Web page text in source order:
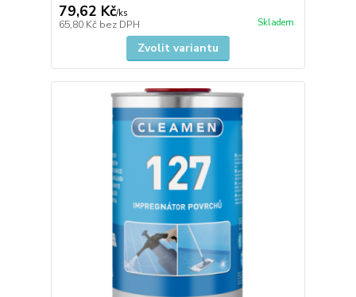
79,62 Kč/ks
65,80 Kč bez DPH Skladem
Zvolit variantu